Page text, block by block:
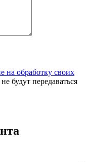
на обработку своих
будут передаваться